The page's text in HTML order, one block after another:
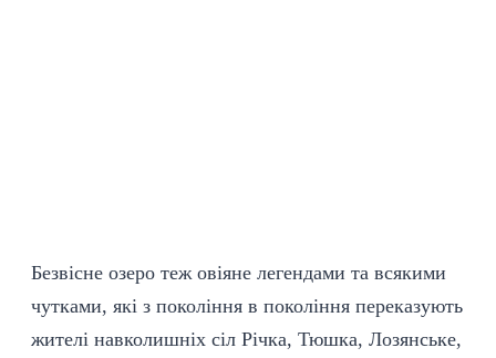
Безвісне озеро теж овіяне легендами та всякими
чутками, які з покоління в покоління переказують
жителі навколишніх сіл Річка, Тюшка, Лозянське,